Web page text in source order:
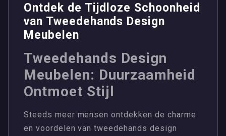
Ontdek de Tijdloze Schoonheid
van Tweedehands Design
Meubelen
Tweedehands Design
Meubelen: Duurzaamheid
Ontmoet Stijl
Steeds meer mensen ontdekken de charme
en voordelen van tweedehands design